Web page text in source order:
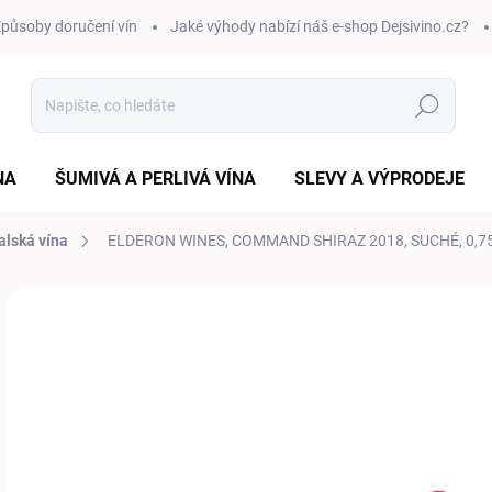
doručení vín Jaké výhody nabízí náš e-shop Dejsivino.cz?
Hledat
ŠUMIVÁ A PERLIVÁ VÍNA SLEVY A VÝPRODEJE
vína ELDERON WINES, COMMAND SHIRAZ 2018, SUCHÉ,